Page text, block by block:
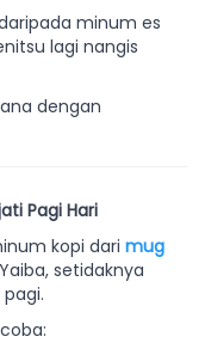
minum es
lagi nangis
dengan
Pagi Hari
kopi dari mug
setidaknya